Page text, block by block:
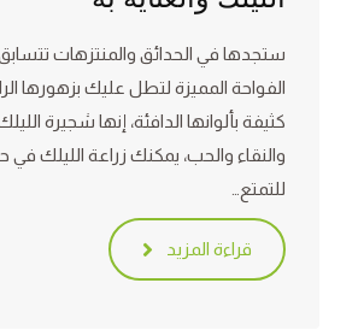
ستجدها في الحدائق والمنتزهات
الفواحة المميزة لتطل عليك بزهورها
كثيفة بألوانها الدافئة، إنها شجيرة
والنقاء والحب، يمكنك زراعة الليلك
للتمتع…
قراءة المزيد